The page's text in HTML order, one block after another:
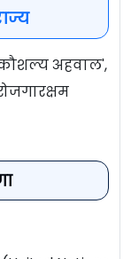
कौशल्य अहवाल',